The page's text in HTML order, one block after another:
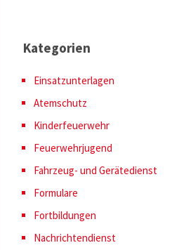
Kategorien
Einsatzunterlagen
Atemschutz
Kinderfeuerwehr
Feuerwehrjugend
Fahrzeug- und Gerätedienst
Formulare
Fortbildungen
Nachrichtendienst